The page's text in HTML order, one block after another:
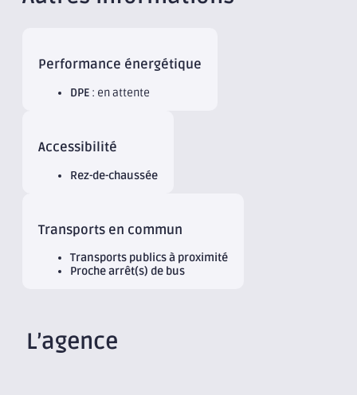
Performance énergétique
DPE : en attente
Accessibilité
Rez-de-chaussée
Transports en commun
Transports publics à proximité
Proche arrêt(s) de bus
L’agence